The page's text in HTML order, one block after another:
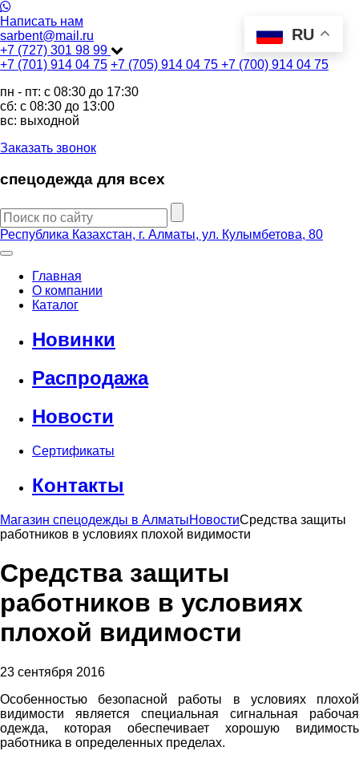
Написать нам
sarbent@mail.ru
+7 (727) 301 98 99
+7 (701) 914 04 75 +7 (705) 914 04 75 +7 (700) 914 04 75
пн - пт: c 08:30 до 17:30
сб: c 08:30 до 13:00
вс: выходной
Заказать звонок
спецодежда для всех
Республика Казахстан, г. Алматы, ул. Кулымбетова, 80
Главная
О компании
Каталог
Новинки
Распродажа
Новости
Сертификаты
Контакты
Магазин спецодежды в АлматыНовостиСредства защиты
работников в условиях плохой видимости
Средства защиты
работников в условиях
плохой видимости
23 сентября 2016
Особенностью безопасной работы в условиях плохой
видимости является специальная сигнальная рабочая
одежда, которая обеспечивает хорошую видимость
работника в определенных пределах.
RU